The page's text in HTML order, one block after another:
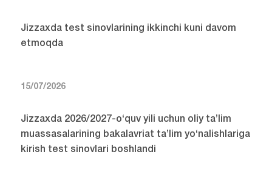
Jizzaxda test sinovlarining ikkinchi kuni davom
etmoqda
15/07/2026
Jizzaxda 2026/2027-o‘quv yili uchun oliy ta’lim
muassasalarining bakalavriat ta’lim yo‘nalishlariga
kirish test sinovlari boshlandi